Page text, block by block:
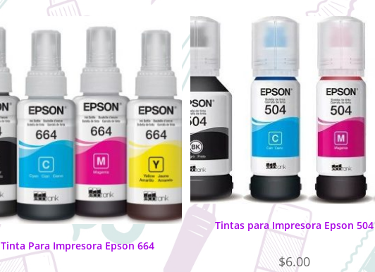
Tinta Para Impresora Epson 664
Tintas para Impresora Epson 504
$6.00